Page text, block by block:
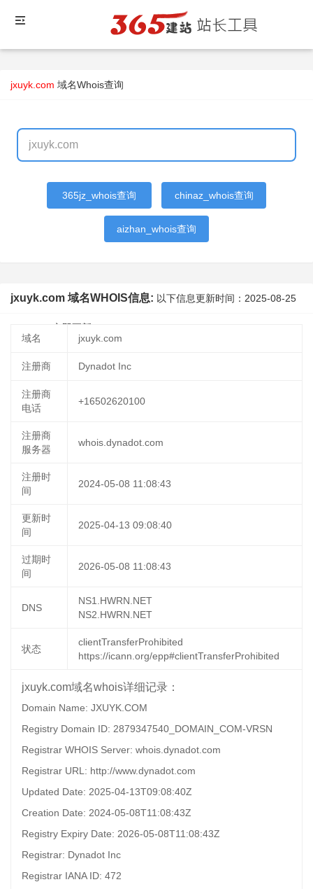
jxuyk.com 域名Whois查询
365jz_whois查询 chinaz_whois查询
aizhan_whois查询
jxuyk.com 域名WHOIS信息: 以下信息更新时间： 2025-08-25
立即更新
域名
jxuyk.com
注册商 Dynadot Inc
注册商
电话
+16502620100
注册商
服务器
whois.dynadot.com
注册时
间
2024-05-08 11:08:43
更新时
间
2025-04-13 09:08:40
过期时
间
2026-05-08 11:08:43
DNS
NS1.HWRN.NET
NS2.HWRN.NET
状态
clientTransferProhibited
https://icann.org/epp#clientTransferProhibited
jxuyk.com域名whois详细记录：
Domain Name: JXUYK.COM
Registry Domain ID: 2879347540_DOMAIN_COM-VRSN
Registrar WHOIS Server: whois.dynadot.com
Registrar URL: http://www.dynadot.com
Updated Date: 2025-04-13T09:08:40Z
Creation Date: 2024-05-08T11:08:43Z
Registry Expiry Date: 2026-05-08T11:08:43Z
Registrar: Dynadot Inc
Registrar IANA ID: 472